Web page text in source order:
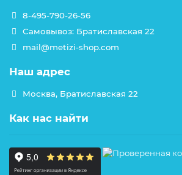
8-495-790-26-56
Самовывоз: Братиславская 22
mail@metizi-shop.com
Наш адрес
Москва, Братиславская 22
Как нас найти